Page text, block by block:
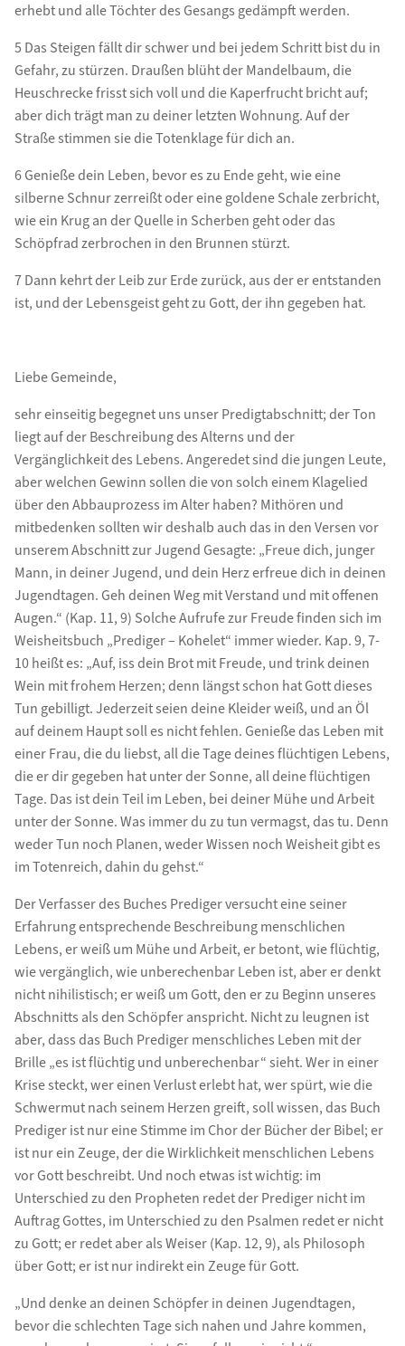
erhebt und alle Töchter des Gesangs gedämpft werden.
5 Das Steigen fällt dir schwer und bei jedem Schritt bist du in
Gefahr, zu stürzen. Draußen blüht der Mandelbaum, die
Heuschrecke frisst sich voll und die Kaperfrucht bricht auf;
aber dich trägt man zu deiner letzten Wohnung. Auf der
Straße stimmen sie die Totenklage für dich an.
6 Genieße dein Leben, bevor es zu Ende geht, wie eine
silberne Schnur zerreißt oder eine goldene Schale zerbricht,
wie ein Krug an der Quelle in Scherben geht oder das
Schöpfrad zerbrochen in den Brunnen stürzt.
7 Dann kehrt der Leib zur Erde zurück, aus der er entstanden
ist, und der Lebensgeist geht zu Gott, der ihn gegeben hat.
Liebe Gemeinde,
sehr einseitig begegnet uns unser Predigtabschnitt; der Ton
liegt auf der Beschreibung des Alterns und der
Vergänglichkeit des Lebens. Angeredet sind die jungen Leute,
aber welchen Gewinn sollen die von solch einem Klagelied
über den Abbauprozess im Alter haben? Mithören und
mitbedenken sollten wir deshalb auch das in den Versen vor
unserem Abschnitt zur Jugend Gesagte: „Freue dich, junger
Mann, in deiner Jugend, und dein Herz erfreue dich in deinen
Jugendtagen. Geh deinen Weg mit Verstand und mit offenen
Augen.“ (Kap. 11, 9) Solche Aufrufe zur Freude finden sich im
Weisheitsbuch „Prediger – Kohelet“ immer wieder. Kap. 9, 7-
10 heißt es: „Auf, iss dein Brot mit Freude, und trink deinen
Wein mit frohem Herzen; denn längst schon hat Gott dieses
Tun gebilligt. Jederzeit seien deine Kleider weiß, und an Öl
auf deinem Haupt soll es nicht fehlen. Genieße das Leben mit
einer Frau, die du liebst, all die Tage deines flüchtigen Lebens,
die er dir gegeben hat unter der Sonne, all deine flüchtigen
Tage. Das ist dein Teil im Leben, bei deiner Mühe und Arbeit
unter der Sonne. Was immer du zu tun vermagst, das tu. Denn
weder Tun noch Planen, weder Wissen noch Weisheit gibt es
im Totenreich, dahin du gehst.“
Der Verfasser des Buches Prediger versucht eine seiner
Erfahrung entsprechende Beschreibung menschlichen
Lebens, er weiß um Mühe und Arbeit, er betont, wie flüchtig,
wie vergänglich, wie unberechenbar Leben ist, aber er denkt
nicht nihilistisch; er weiß um Gott, den er zu Beginn unseres
Abschnitts als den Schöpfer anspricht. Nicht zu leugnen ist
aber, dass das Buch Prediger menschliches Leben mit der
Brille „es ist flüchtig und unberechenbar“ sieht. Wer in einer
Krise steckt, wer einen Verlust erlebt hat, wer spürt, wie die
Schwermut nach seinem Herzen greift, soll wissen, das Buch
Prediger ist nur eine Stimme im Chor der Bücher der Bibel; er
ist nur ein Zeuge, der die Wirklichkeit menschlichen Lebens
vor Gott beschreibt. Und noch etwas ist wichtig: im
Unterschied zu den Propheten redet der Prediger nicht im
Auftrag Gottes, im Unterschied zu den Psalmen redet er nicht
zu Gott; er redet aber als Weiser (Kap. 12, 9), als Philosoph
über Gott; er ist nur indirekt ein Zeuge für Gott.
„Und denke an deinen Schöpfer in deinen Jugendtagen,
bevor die schlechten Tage sich nahen und Jahre kommen,